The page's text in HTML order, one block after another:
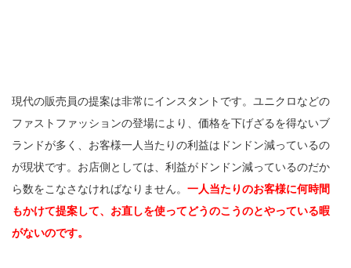
現代の販売員の提案は非常にインスタントです。ユニクロなどの
ファストファッションの登場により、価格を下げざるを得ないブ
ランドが多く、お客様一人当たりの利益はドンドン減っているの
が現状です。お店側としては、利益がドンドン減っているのだか
ら数をこなさなければなりません。 一人当たりのお客様に何時間
もかけて提案して、お直しを使ってどうのこうのとやっている暇
がないのです。